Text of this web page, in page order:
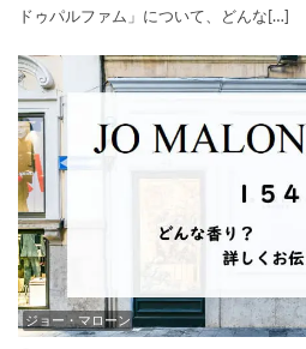
ドゥパルファム」について、どんな[…]
ジョー・マローン